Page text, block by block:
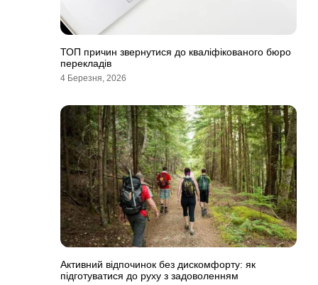
ТОП причин звернутися до кваліфікованого бюро
перекладів
4 Березня, 2026
Активний відпочинок без дискомфорту: як
підготуватися до руху з задоволенням